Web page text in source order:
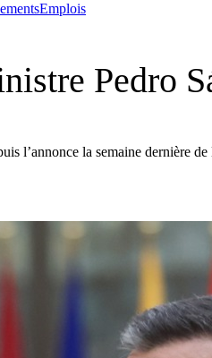
Emplois
Pedro
l’annonce la semaine dernière